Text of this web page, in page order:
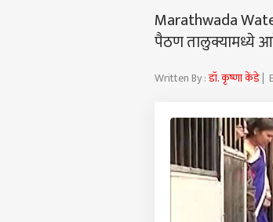
Marathwada
पैठण तालुक्यामध्ये
Written By :डॉ. कृष्णा केंडे|